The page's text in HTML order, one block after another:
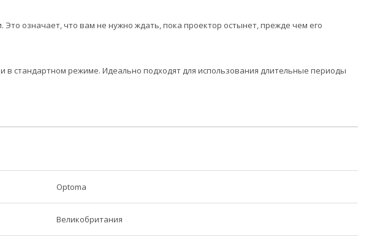
означает, что вам не нужно ждать, пока проектор остынет, прежде чем его
в стандартном режиме. Идеально подходят для использования длительные периоды
Optoma
Великобритания